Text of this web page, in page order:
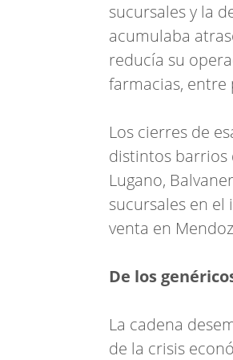
sucursales y la
acumulaba
reducía su
farmacias, entre
Los cierres de
distintos barrios
Lugano,
sucursales en
venta en
De los
La cadena
de la crisis